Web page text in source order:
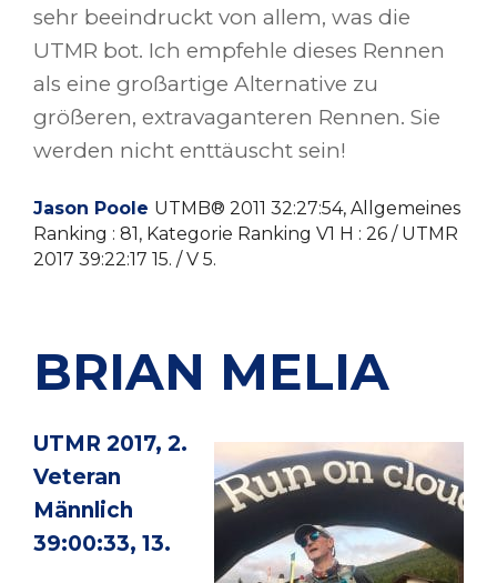
sehr beeindruckt von allem, was die
UTMR bot. Ich empfehle dieses Rennen
als eine großartige Alternative zu
größeren, extravaganteren Rennen. Sie
werden nicht enttäuscht sein!
Jason Poole UTMB® 2011 32:27:54, Allgemeines
Ranking : 81, Kategorie Ranking V1 H : 26 / UTMR
2017 39:22:17 15. / V 5.
BRIAN MELIA
UTMR 2017, 2.
Veteran
Männlich
39:00:33, 13.